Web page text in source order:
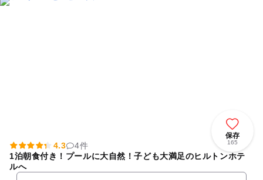
保存
165
4.3
4件
1泊朝食付き！プールに大自然！子ども大満足のヒルトンホテ
ルへ